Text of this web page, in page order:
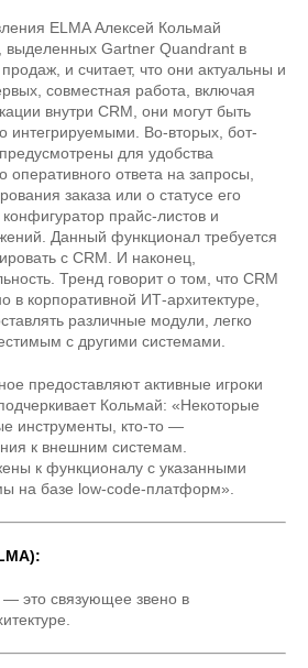
ELMA Алексей Кольмай
выделенных Gartner Quandrant в
и считает, что они актуальны и
совместная работа, включая
внутри CRM, они могут быть
интегрируемыми. Во-вторых, бот-
для удобства
оперативного ответа на запросы,
заказа или о статусе его
конфигуратор прайс-листов и
Данный функционал требуется
с CRM. И наконец,
Тренд говорит о том, что CRM
в корпоративной ИТ-архитектуре,
различные модули, легко
с другими системами.
предоставляют активные игроки
Кольмай: «Некоторые
инструменты, кто-то —
к внешним системам.
к функционалу с указанными
на базе low-code-платформ».
— это связующее звено в